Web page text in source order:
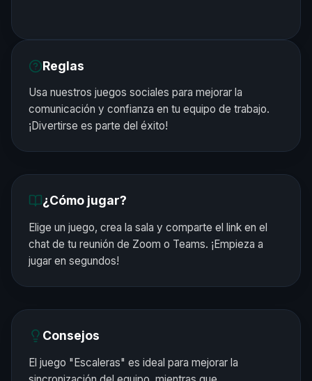
Reglas
Usa nuestros juegos sociales para mejorar la
comunicación y confianza en tu equipo de trabajo.
¡Divertirse es parte del éxito!
¿Cómo jugar?
Elige un juego, crea la sala y comparte el link en el
chat de tu reunión de Zoom o Teams. ¡Empieza a
jugar en segundos!
Consejos
El juego "Escaleras" es ideal para mejorar la